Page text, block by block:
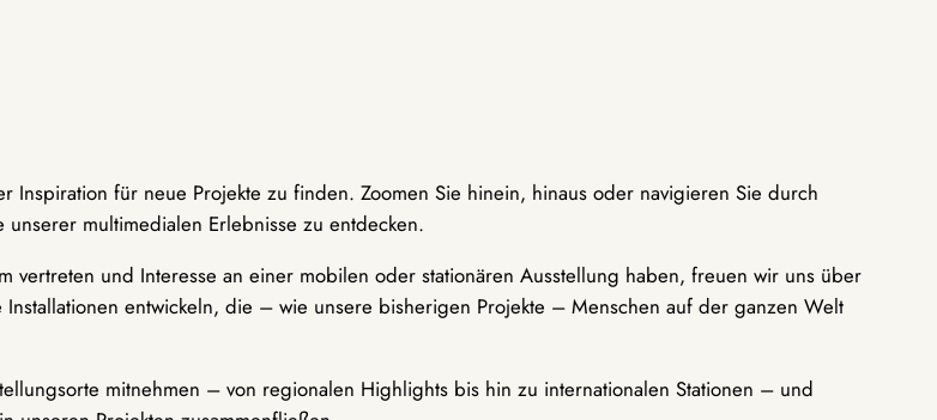
für neue Projekte zu finden. Zoomen Sie hinein, hinaus oder navigieren Sie durch
multimedialen Erlebnisse zu entdecken.
und Interesse an einer mobilen oder stationären Ausstellung haben, freuen wir uns über
Installationen entwickeln, die – wie unsere bisherigen Projekte – Menschen auf der ganzen Welt
mitnehmen – von regionalen Highlights bis hin zu internationalen Stationen – und